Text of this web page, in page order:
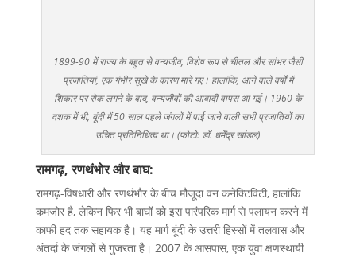
1899-90 में राज्य के बहुत से वन्यजीव, विशेष रूप से चीतल और सांभर जैसी
प्रजातियां, एक गंभीर सूखे के कारण मारे गए। हालांकि, आने वाले वर्षों में
शिकार पर रोक लगने के बाद, वन्यजीवों की आबादी वापस आ गई। 1960 के
दशक में भी, बूंदी में 50 साल पहले जंगलों में पाई जाने वाली सभी प्रजातियों का
उचित प्रतिनिधित्व था। (फोटो: डॉ. धर्मेंद्र खांडल)
रामगढ़, रणथंभोर और बाघ:
रामगढ़-विषधारी और रणथंभौर के बीच मौजूदा वन कनेक्टिविटी, हालांकि
कमजोर है, लेकिन फिर भी बाघों को इस पारंपरिक मार्ग से पलायन करने में
काफी हद तक सहायक है। यह मार्ग बूंदी के उत्तरी हिस्सों में तलवास और
अंतर्दा के जंगलों से गुजरता है। 2007 के आसपास, एक युवा क्षणस्थायी